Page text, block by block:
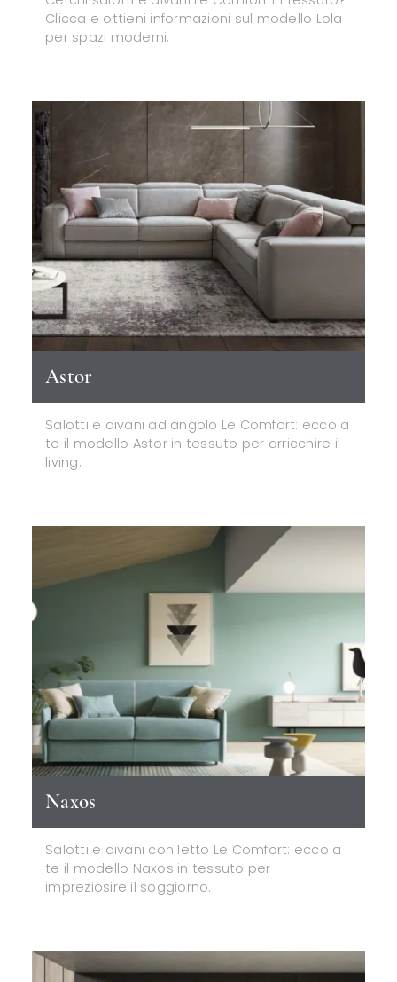
Clicca e ottieni informazioni sul modello Lola
per spazi moderni.
Astor
Salotti e divani ad angolo Le Comfort: ecco a
te il modello Astor in tessuto per arricchire il
living.
Naxos
Salotti e divani con letto Le Comfort: ecco a
te il modello Naxos in tessuto per
impreziosire il soggiorno.